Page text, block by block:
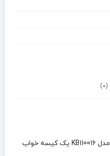
کیسه خواب پر کایلاس 500 Trek مدل KB110016 یک کیسه خواب